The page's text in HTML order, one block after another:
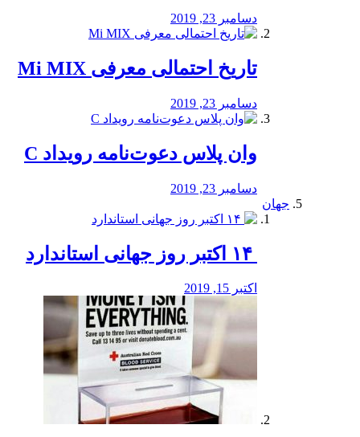
دسامبر 23, 2019
تاریخ احتمالی معرفی Mi MIX
دسامبر 23, 2019
وان پلاس دعوت‌نامه رویداد C
دسامبر 23, 2019
جهان
اکتبر 15, 2019